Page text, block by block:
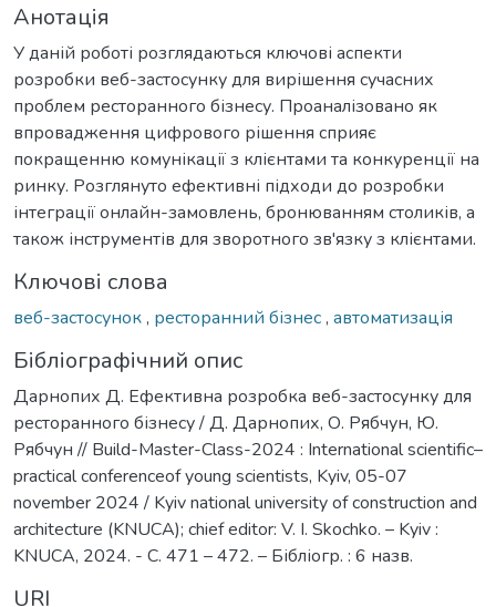
Анотація
У даній роботі розглядаються ключові аспекти
розробки веб-застосунку для вирішення сучасних
проблем ресторанного бізнесу. Проаналізовано як
впровадження цифрового рішення сприяє
покращенню комунікації з клієнтами та конкуренції на
ринку. Розглянуто ефективні підходи до розробки
інтеграції онлайн-замовлень, бронюванням столиків, а
також інструментів для зворотного зв'язку з клієнтами.
Ключові слова
веб-застосунок, ресторанний бізнес, автоматизація
Бібліографічний опис
Дарнопих Д. Ефективна розробка веб-застосунку для
ресторанного бізнесу / Д. Дарнопих, О. Рябчун, Ю.
Рябчун // Build-Master-Class-2024 : International scientific–
practical conferenceof young scientists, Kyiv, 05-07
november 2024 / Kyiv national university of construction and
architecture (KNUCA); chief editor: V. I. Skochko. – Kyiv :
KNUCA, 2024. - С. 471 – 472. – Бібліогр. : 6 назв.
URI